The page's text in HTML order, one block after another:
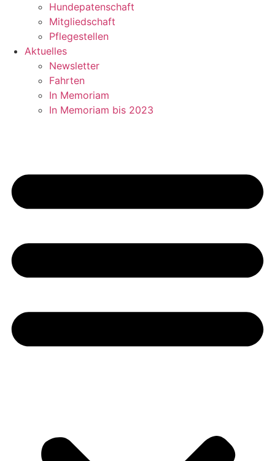
Hundepatenschaft
Mitgliedschaft
Pflegestellen
Aktuelles
Newsletter
Fahrten
In Memoriam
In Memoriam bis 2023